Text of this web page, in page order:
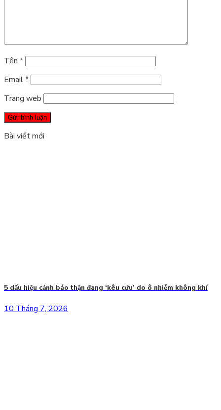
Tên *
Email*
Trang web
Bài viết mới
5 dấu hiệu cảnh báo thận đang ‘kêu cứu’ do ô nhiễm không khí
10 Tháng 7, 2026